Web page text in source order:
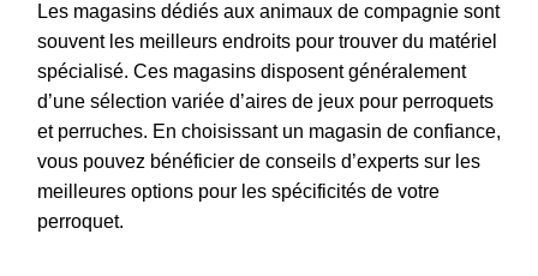
Les magasins dédiés aux animaux de compagnie sont
souvent les meilleurs endroits pour trouver du matériel
spécialisé. Ces magasins disposent généralement
d’une sélection variée d’aires de jeux pour perroquets
et perruches. En choisissant un magasin de confiance,
vous pouvez bénéficier de conseils d’experts sur les
meilleures options pour les spécificités de votre
perroquet.